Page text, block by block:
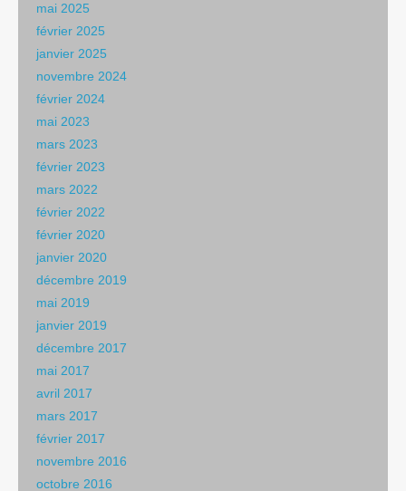
mai 2025
février 2025
janvier 2025
novembre 2024
février 2024
mai 2023
mars 2023
février 2023
mars 2022
février 2022
février 2020
janvier 2020
décembre 2019
mai 2019
janvier 2019
décembre 2017
mai 2017
avril 2017
mars 2017
février 2017
novembre 2016
octobre 2016